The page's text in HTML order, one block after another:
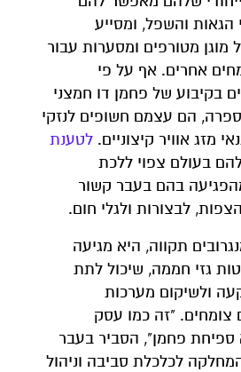
הגאות והשפל, ומסייע
מוגן מטורפים ומסערות עבור
אחרים. אף על פי
בקיבוע של פחמן דו חמצני
הם עצמם חשופים לנזקי
מזג אוויר קיצוניים. לטענת
בעולם צפוי ללכת
בהם בעבר קשור
לבצורות ולגלי חום.
תקווה, היא מגיעה
גזי חממה, שיכול לתת
ולשיקום מערכות
צומחים. "זה כמו עסק
פחמן", הסביר בעבר
לכלכלת סביבה וניהול